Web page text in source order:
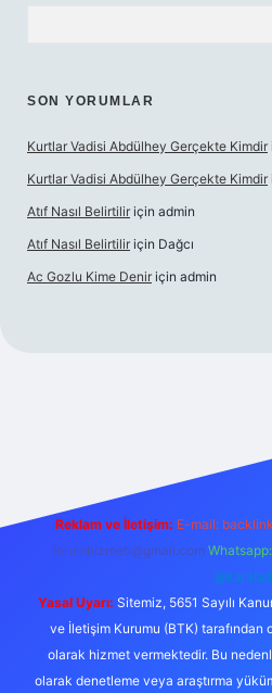
SON YORUMLAR
Kurtlar Vadisi Abdülhey Gerçekte Kimdir
Kurtlar Vadisi Abdülhey Gerçekte Kimdir
Atıf Nasıl Belirtilir için admin
Atıf Nasıl Belirtilir için Dağcı
Ac Gozlu Kime Denir için admin
Reklam ve İletişim: E-mail:
forumhizmeti@gmail.com
@karabul
Yasal Uyarı: Sitemiz, 5651 Sayılı
ve İletişim Kurumu (BTK) tarafından
olarak hizmet vermektedir. Bu
olarak denetleme veya araştırma